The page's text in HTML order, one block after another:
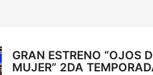
GRAN ESTRENO “OJOS
MUJER” 2DA